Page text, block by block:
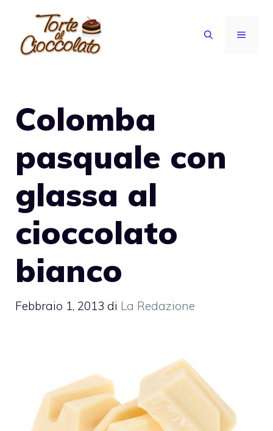
contenuto
MENU
Colomba
pasquale con
glassa al
cioccolato
bianco
Febbraio 1, 2013 di La Redazione